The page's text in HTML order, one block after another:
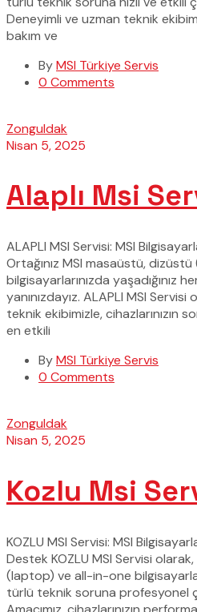
Deneyimli ve uzman teknik
bakım ve
ByMSI Türkiye Servis
0 Comments
Zonguldak
Nisan 5, 2025
Alaplı Msi
ALAPLI MSI Servisi: MSI
Ortağınız MSI masaüstü,
bilgisayarlarınızda yaşadığınız
yanınızdayız. ALAPLI MSI
teknik ekibimizle, cihazlarınızın
en etkili
ByMSI Türkiye Servis
0 Comments
Zonguldak
Nisan 5, 2025
Kozlu Msi
KOZLU MSI Servisi: MSI
Destek KOZLU MSI Servisi
(laptop) ve all-in-one
türlü teknik soruna profesyonel